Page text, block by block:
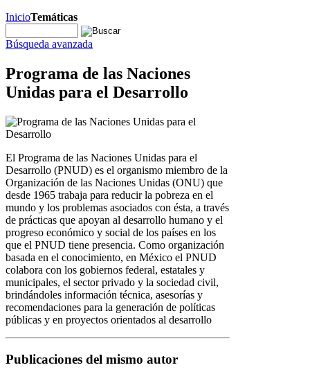
InicioTemáticas
Búsqueda avanzada
Programa de las Naciones
Unidas para el Desarrollo
El Programa de las Naciones Unidas para el
Desarrollo (PNUD) es el organismo miembro de la
Organización de las Naciones Unidas (ONU) que
desde 1965 trabaja para reducir la pobreza en el
mundo y los problemas asociados con ésta, a través
de prácticas que apoyan al desarrollo humano y el
progreso económico y social de los países en los
que el PNUD tiene presencia. Como organización
basada en el conocimiento, en México el PNUD
colabora con los gobiernos federal, estatales y
municipales, el sector privado y la sociedad civil,
brindándoles información técnica, asesorías y
recomendaciones para la generación de políticas
públicas y en proyectos orientados al desarrollo
Publicaciones del mismo autor